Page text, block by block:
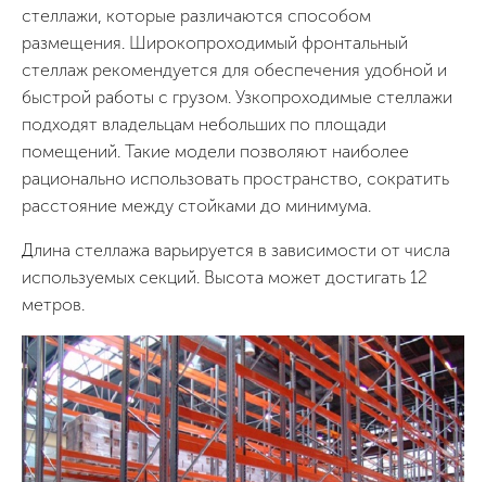
стеллажи, которые различаются способом
размещения. Широкопроходимый фронтальный
стеллаж рекомендуется для обеспечения удобной и
быстрой работы с грузом. Узкопроходимые стеллажи
подходят владельцам небольших по площади
помещений. Такие модели позволяют наиболее
рационально использовать пространство, сократить
расстояние между стойками до минимума.
Длина стеллажа варьируется в зависимости от числа
используемых секций. Высота может достигать 12
метров.